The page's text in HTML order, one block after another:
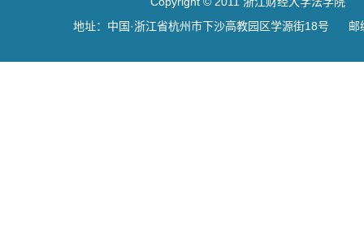
地址：中国·浙江省杭州市下沙高教园区学源街18号 邮